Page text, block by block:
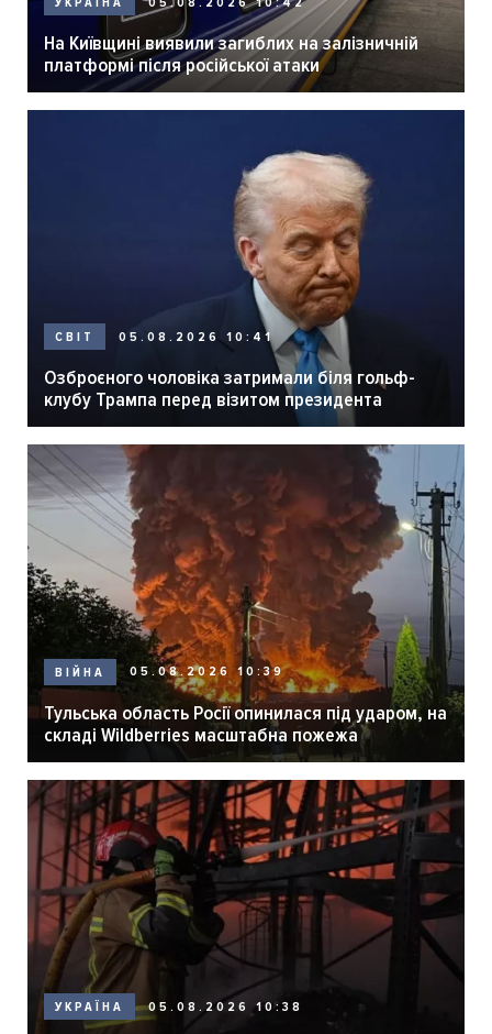
На Київщині виявили загиблих на залізничній
платформі після російської атаки
СВІТ 05.08.2026 10:41
Озброєного чоловіка затримали біля гольф-
клубу Трампа перед візитом президента
ВІЙНА 05.08.2026 10:39
Тульська область Росії опинилася під ударом, на
складі Wildberries масштабна пожежа
УКРАЇНА 05.08.2026 10:38